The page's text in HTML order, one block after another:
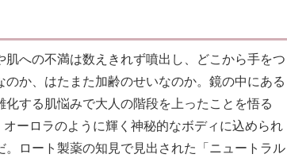
への不満は数えきれず噴出し、どこから手をつ
か、はたまた加齢のせいなのか。鏡の中にある
する肌悩みで大人の階段を上ったことを悟る
ーロラのように輝く神秘的なボディに込められ
ロート製薬の知見で見出された「ニュートラル